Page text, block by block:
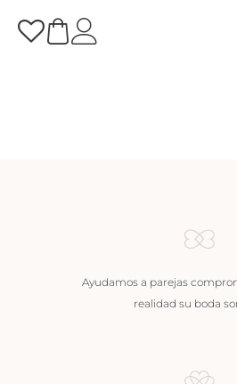
Ayudamos a parejas
realidad su boda